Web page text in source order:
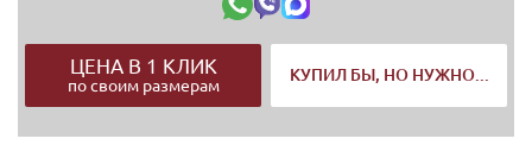
ЦЕНА В 1 КЛИК
по своим размерам
КУПИЛ БЫ, НО НУЖНО...